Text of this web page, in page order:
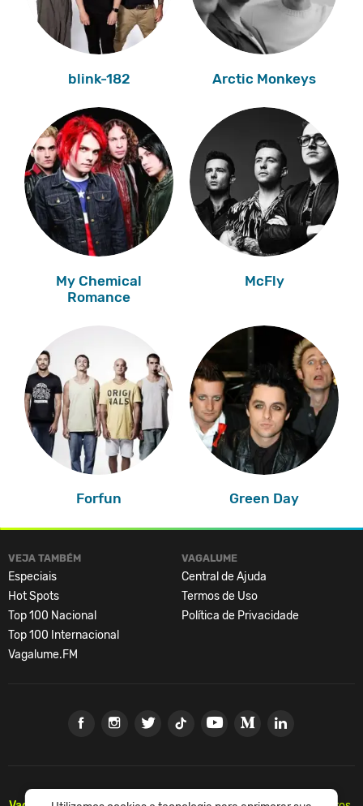
blink-182 Arctic Monkeys
My Chemical
Romance
McFly
Forfun Green Day
VEJA TAMBÉM
Especiais
Hot Spots
Top 100 Nacional
Top 100 Internacional
Vagalume.FM
VAGALUME
Central de Ajuda
Termos de Uso
Política de Privacidade